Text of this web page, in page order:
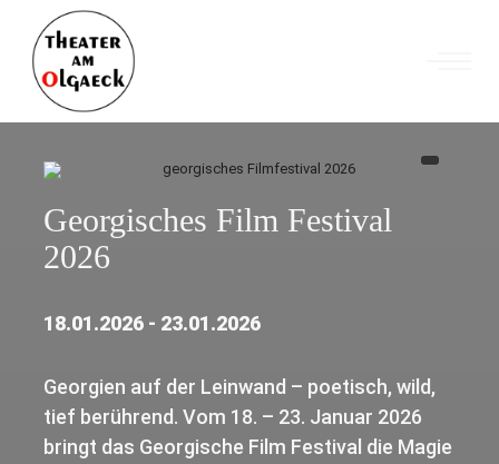
Georgisches Film Festival
2026
18.01.2026 - 23.01.2026
Georgien auf der Leinwand – poetisch, wild,
tief berührend. Vom 18. – 23. Januar 2026
bringt das Georgische Film Festival die Magie